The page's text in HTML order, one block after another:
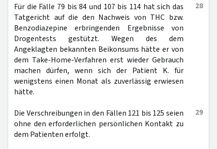
28
Für die Fälle 79 bis 84 und 107 bis 114 hat sich das
Tatgericht auf die den Nachweis von THC bzw.
Benzodiazepine erbringenden Ergebnisse von
Drogentests gestützt. Wegen des dem
Angeklagten bekannten Beikonsums hätte er von
dem Take-Home-Verfahren erst wieder Gebrauch
machen dürfen, wenn sich der Patient K. für
wenigstens einen Monat als zuverlässig erwiesen
hätte.
29
Die Verschreibungen in den Fällen 121 bis 125 seien
ohne den erforderlichen persönlichen Kontakt zu
dem Patienten erfolgt.